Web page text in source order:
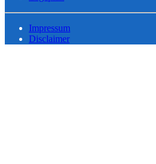
Impressum
Disclaimer